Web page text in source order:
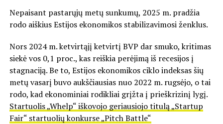
Nepaisant pastarųjų metų sunkumų, 2025 m. pradžia
rodo aiškius Estijos ekonomikos stabilizavimosi ženklus.
Nors 2024 m. ketvirtąjį ketvirtį BVP dar smuko, kritimas
siekė vos 0,1 proc., kas reiškia perėjimą iš recesijos į
stagnaciją. Be to, Estijos ekonomikos ciklo indeksas šių
metų vasarį buvo aukščiausias nuo 2022 m. rugsėjo, o tai
rodo, kad ekonominiai rodikliai grįžta į prieškrizinį lygį.
Startuolis „Whelp“ iškovojo geriausiojo titulą „Startup
Fair“ startuolių konkurse „Pitch Battle“